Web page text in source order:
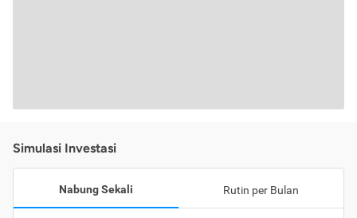
Simulasi Investasi
Nabung Sekali Rutin per Bulan